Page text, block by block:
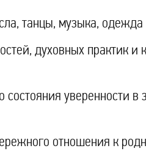
танцы, музыка, одежда
духовных практик и
уверенности
отношения к